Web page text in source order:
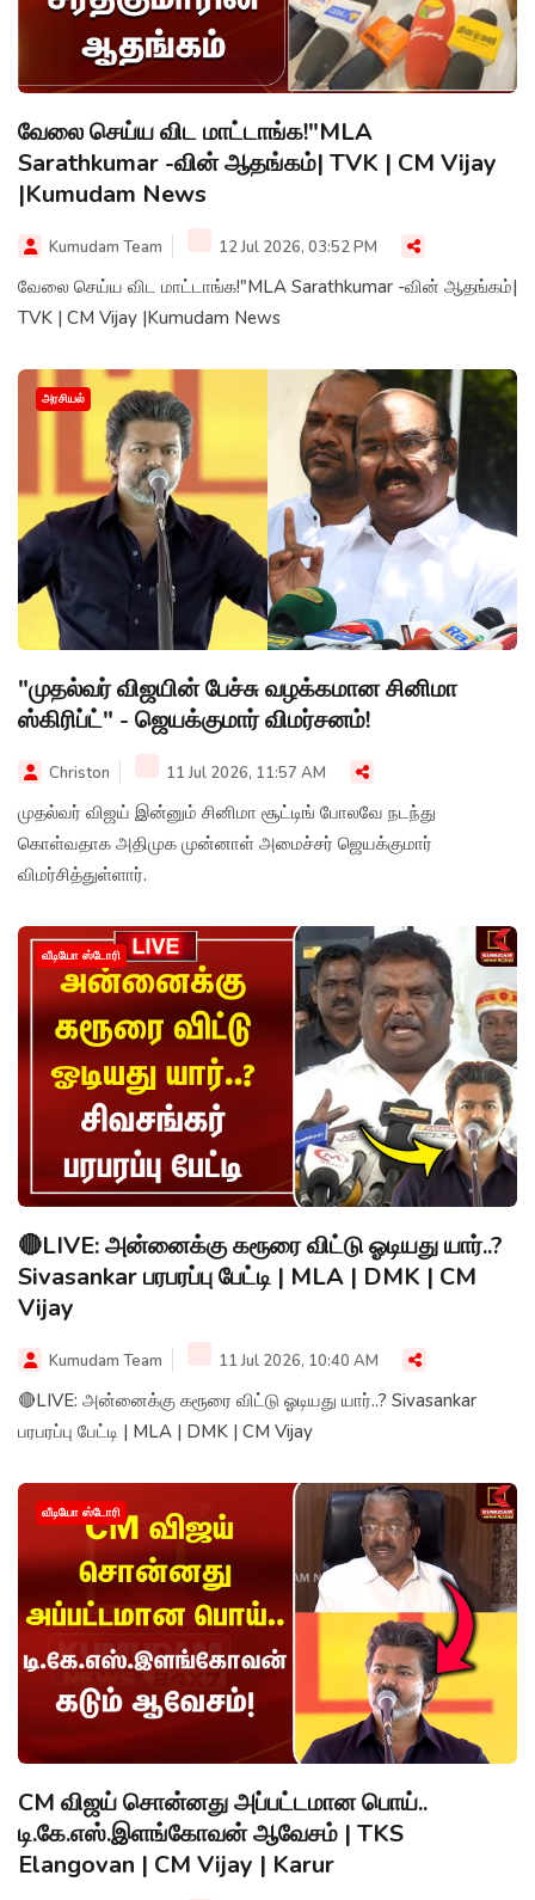
வேலை செய்ய விட மாட்டாங்க!"MLA
Sarathkumar -வின் ஆதங்கம்| TVK | CM Vijay
|Kumudam News
Kumudam Team 12 Jul 2026, 03:52 PM
வேலை செய்ய விட மாட்டாங்க!"MLA Sarathkumar -வின் ஆதங்கம்|
TVK | CM Vijay |Kumudam News
அரசியல்
"முதல்வர் விஜயின் பேச்சு வழக்கமான சினிமா
ஸ்கிரிப்ட்" - ஜெயக்குமார் விமர்சனம்!
Christon 11 Jul 2026, 11:57 AM
முதல்வர் விஜய் இன்னும் சினிமா சூட்டிங் போலவே நடந்து
கொள்வதாக அதிமுக முன்னாள் அமைச்சர் ஜெயக்குமார்
விமர்சித்துள்ளார்.
வீடியோ ஸ்டோரி
🔴LIVE: அன்னைக்கு கரூரை விட்டு ஓடியது யார்..?
Sivasankar பரபரப்பு பேட்டி | MLA | DMK | CM
Vijay
Kumudam Team 11 Jul 2026, 10:40 AM
🔴LIVE: அன்னைக்கு கரூரை விட்டு ஓடியது யார்..? Sivasankar
பரபரப்பு பேட்டி | MLA | DMK | CM Vijay
வீடியோ ஸ்டோரி
CM விஜய் சொன்னது அப்பட்டமான பொய்..
டி.கே.எஸ்.இளங்கோவன் ஆவேசம் | TKS
Elangovan | CM Vijay | Karur